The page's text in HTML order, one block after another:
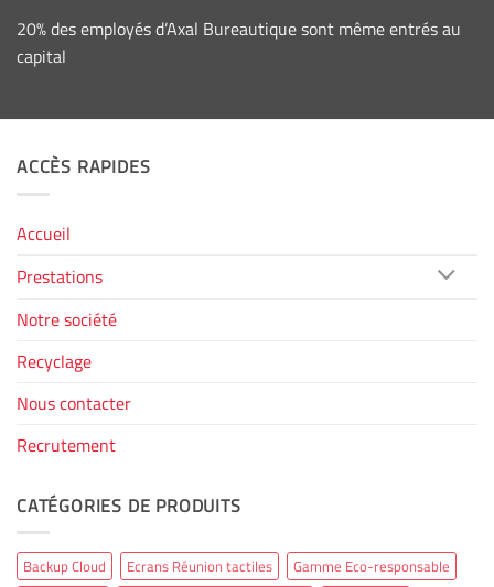
20% des employés d’Axal Bureautique sont même entrés au
capital
ACCÈS RAPIDES
Accueil
Prestations
Notre société
Recyclage
Nous contacter
Recrutement
CATÉGORIES DE PRODUITS
Backup Cloud Ecrans Réunion tactiles Gamme Eco-responsable